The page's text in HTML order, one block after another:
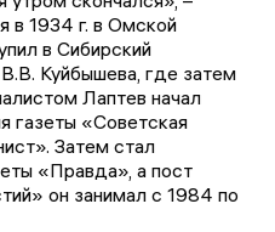
в 1934 г. в Омской
в Сибирский
Куйбышева, где затем
Лаптев начал
газеты «Советская
Затем стал
«Правда», а пост
он занимал с 1984 по